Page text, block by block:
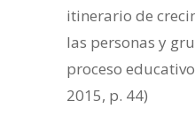
itinerario de
las personas y
proceso
2015, p. 44)